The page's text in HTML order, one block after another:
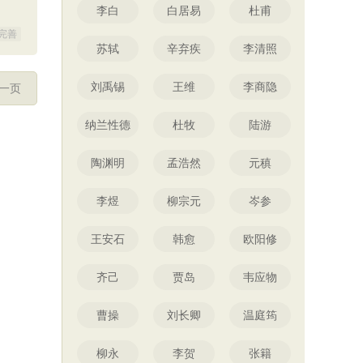
善
一页
李白 白居易 杜甫
苏轼 辛弃疾 李清照
刘禹锡 王维 李商隐
纳兰性德 杜牧 陆游
陶渊明 孟浩然 元稹
李煜 柳宗元 岑参
王安石 韩愈 欧阳修
齐己 贾岛 韦应物
曹操 刘长卿 温庭筠
柳永 李贺 张籍